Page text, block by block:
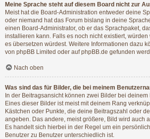
Meine Sprache steht auf diesem Board nicht zur
Meist hat die Board-Administration entweder deine
oder niemand hat das Forum bislang in deine
einen Board-Administrator, ob er das Sprachpaket,
installieren kann. Falls es noch nicht existiert,
es übersetzen würdest. Weitere Informationen dazu
von phpBB Limited oder aufphpBB.de gefunden
Nach oben
Was sind das für Bilder, die bei meinem
In der Beitragsansicht können zwei Bilder bei deinem
Eines dieser Bilder ist meist mit deinem Rang
Kästchen oder Punkte, die deine Beitragszahl oder
angeben. Das andere, meist größere, Bild wird auch
Es handelt sich hierbei in der Regel um ein
Benutzer zu Benutzer unterschiedlich ist.